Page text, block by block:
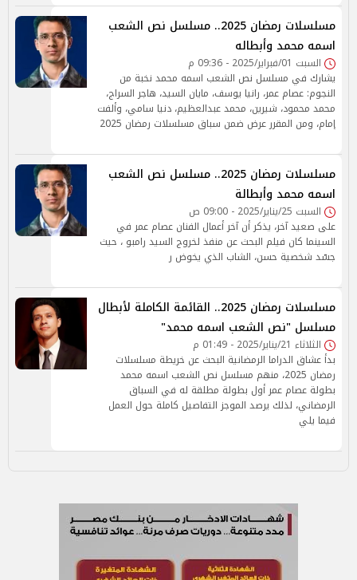
مسلسلات رمضان 2025.. مسلسل نص الشعب
اسمه محمد وأبطاله
السبت 01/فبراير/2025 - 09:36 م
يشارك في مسلسل نص الشعب اسمه محمد نخبة من
النجوم: عصام عمر، رانيا يوسف، مايان السيد، هاجر السراج،
محمد محمود، شيرين، محمد عبدالعظيم، دنيا سامي، وألفت
إمام، ومن المقرر عرض ضمن سباق مسلسلات رمضان 2025
مسلسلات رمضان 2025.. مسلسل نص الشعب
اسمه محمد وأبطالة
السبت 25/يناير/2025 - 09:00 ص
على صعيد آخر، يذكر أن آخر أعمال الفنان عصام عمر في
السينما كان فيلم البحث عن منفذ لخروج السيد رامبو ، حيث
جسّد شخصية حسن، الشاب الذي يخوض ر
مسلسلات رمضان 2025.. القائمة الكاملة لأبطال
مسلسل "نص الشعب اسمه محمد"
الثلاثاء 21/يناير/2025 - 01:49 م
بدأ عشاق الدراما الرمضانية البحث عن خريطة مسلسلات
رمضان 2025، منهم مسلسل نص الشعب اسمه محمد
بطولة عصام عمر أول بطولة مطلقة له في السباق
الرمضاني، لذلك يرصد الموجز التفاصيل كاملة حول العمل
فيما يلي